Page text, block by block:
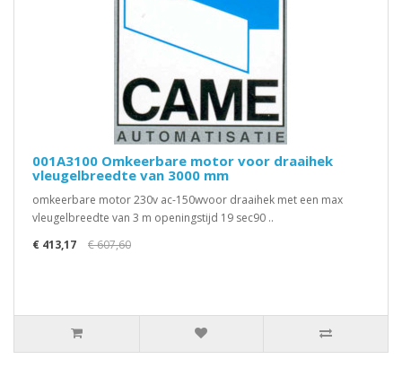
001A3100 Omkeerbare motor voor draaihek
vleugelbreedte van 3000 mm
omkeerbare motor 230v ac-150wvoor draaihek met een max
vleugelbreedte van 3 m openingstijd 19 sec90 ..
€ 413,17
€ 607,60